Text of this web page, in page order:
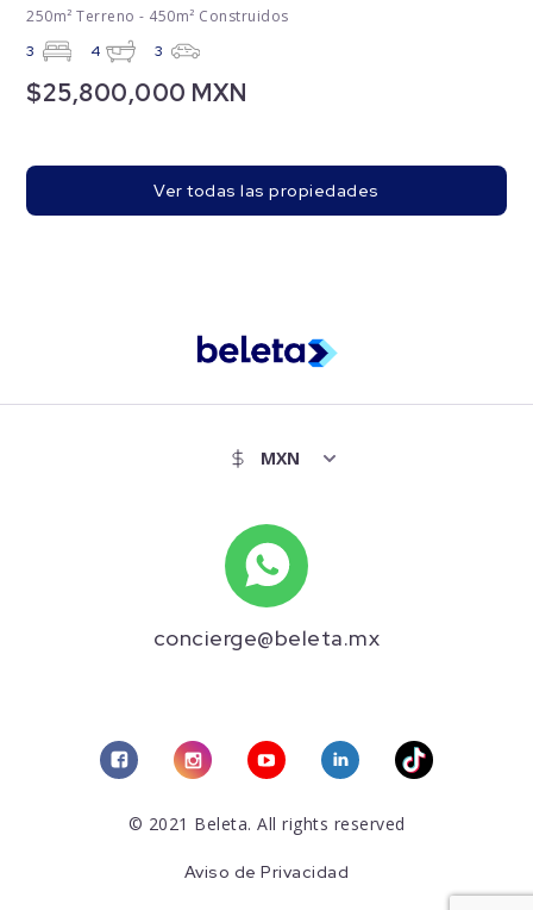
250m² Terreno - 450m² Construidos
3 4 3
$25,800,000 MXN
Ver todas las propiedades
concierge@beleta.mx
© 2021 Beleta. All rights reserved
Aviso de Privacidad